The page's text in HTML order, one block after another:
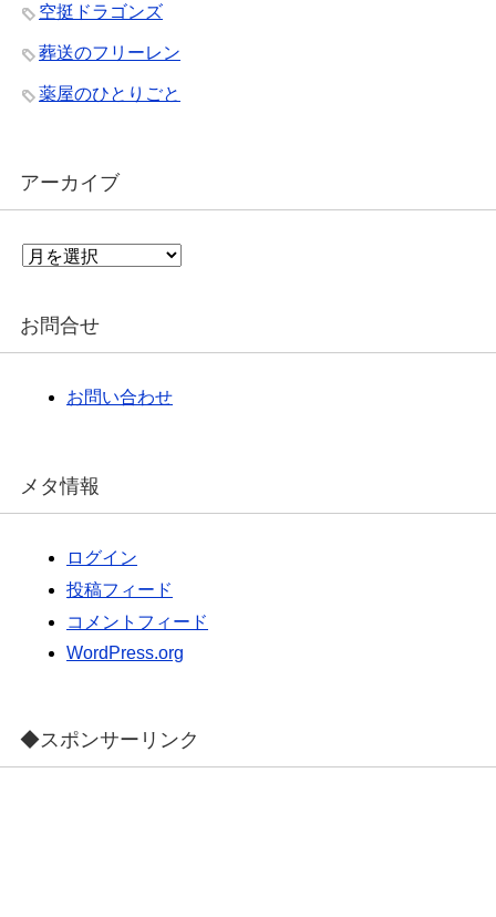
空挺ドラゴンズ
葬送のフリーレン
薬屋のひとりごと
アーカイブ
ア
イ
お問合せ
お問い合わせ
メタ情報
ログイン
投稿フィード
コメントフィード
WordPress.org
◆スポンサーリンク